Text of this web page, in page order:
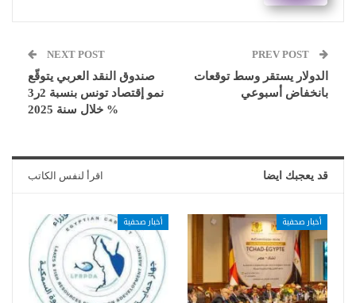
الدولار يستقر وسط توقعات
بانخفاض أسبوعي
NEXT POST
صندوق النقد العربي يتوقّع
نمو إقتصاد تونس بنسبة 2ر3
% خلال سنة 2025
قد يعجبك ايضا اقرأ لنفس الكاتب
أخبار صحفية أخبار صحفية